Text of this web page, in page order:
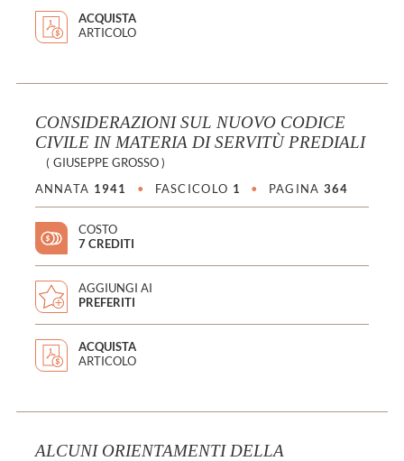
ACQUISTA
ARTICOLO
CONSIDERAZIONI SUL NUOVO CODICE
CIVILE IN MATERIA DI SERVITÙ PREDIALI
( GIUSEPPE GROSSO )
ANNATA 1941 • FASCICOLO 1 • PAGINA 364
COSTO
7 CREDITI
AGGIUNGI AI
PREFERITI
ACQUISTA
ARTICOLO
ALCUNI ORIENTAMENTI DELLA